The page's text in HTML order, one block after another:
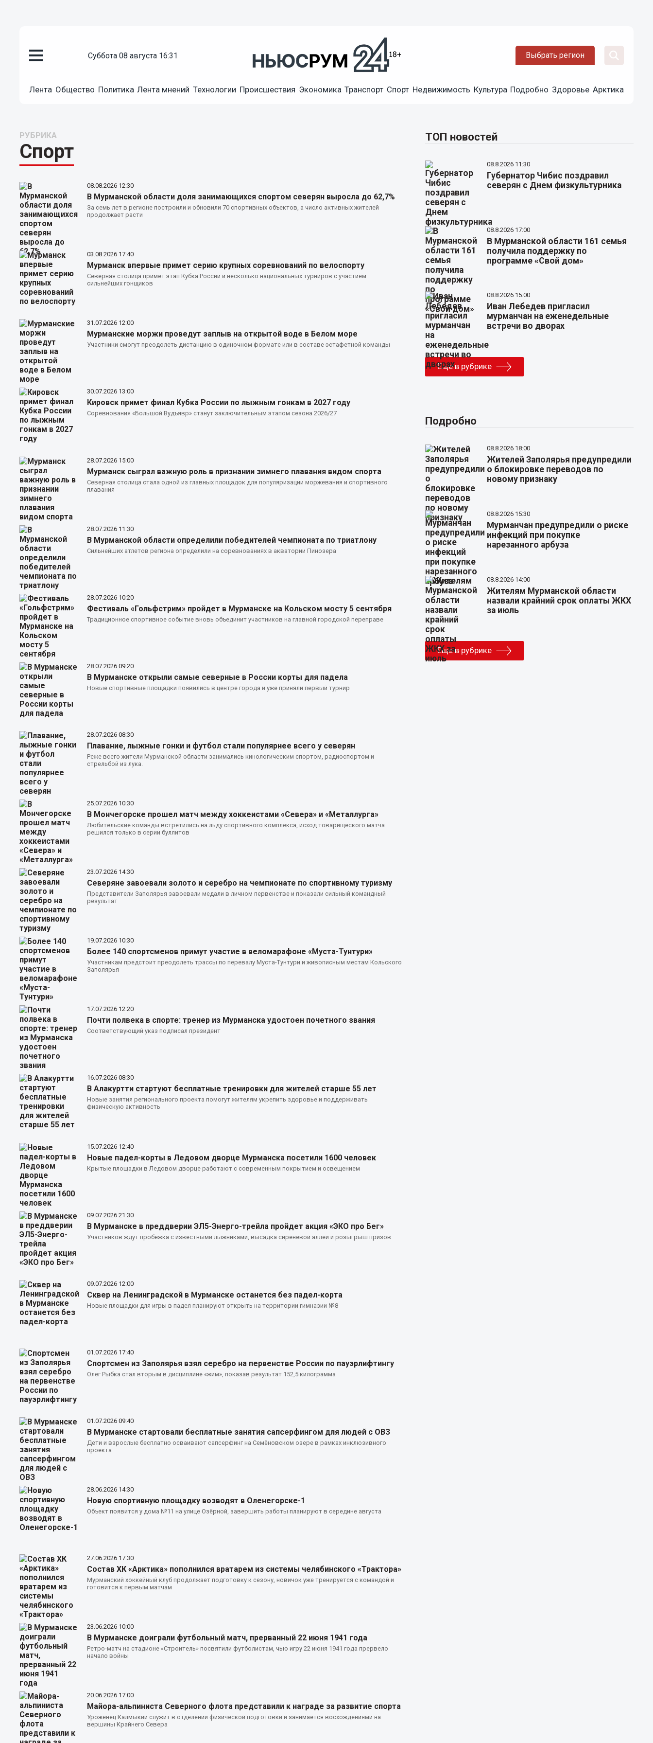
суббота 08 августа 16:31 Выбрать регион
Лента Общество Политика Лента мнений Технологии Происшествия Экономика Транспорт Спорт Недвижимость Культура Подробно Здоровье Арктика
РУБРИКА
Спорт
08.08.2026 12:30
В Мурманской области доля занимающихся спортом северян выросла до 62,7%
За семь лет в регионе построили и обновили 70 спортивных объектов, а число активных жителей
продолжает расти
03.08.2026 17:40
Мурманск впервые примет серию крупных соревнований по велоспорту
Северная столица примет этап Кубка России и несколько национальных турниров с участием
сильнейших гонщиков
31.07.2026 12:00
Мурманские моржи проведут заплыв на открытой воде в Белом море
Участники смогут преодолеть дистанцию в одиночном формате или в составе эстафетной команды
30.07.2026 13:00
Кировск примет финал Кубка России по лыжным гонкам в 2027 году
Соревнования «Большой Вудъявр» станут заключительным этапом сезона 2026/27
28.07.2026 15:00
Мурманск сыграл важную роль в признании зимнего плавания видом спорта
Северная столица стала одной из главных площадок для популяризации моржевания и спортивного
плавания
28.07.2026 11:30
В Мурманской области определили победителей чемпионата по триатлону
Сильнейших атлетов региона определили на соревнованиях в акватории Пинозера
28.07.2026 10:20
Фестиваль «Гольфстрим» пройдет в Мурманске на Кольском мосту 5 сентября
Традиционное спортивное событие вновь объединит участников на главной городской переправе
28.07.2026 09:20
В Мурманске открыли самые северные в России корты для падела
Новые спортивные площадки появились в центре города и уже приняли первый турнир
28.07.2026 08:30
Плавание, лыжные гонки и футбол стали популярнее всего у северян
Реже всего жители Мурманской области занимались кинологическим спортом, радиоспортом и
стрельбой из лука.
25.07.2026 10:30
В Мончегорске прошел матч между хоккеистами «Севера» и «Металлурга»
Любительские команды встретились на льду спортивного комплекса, исход товарищеского матча
решился только в серии буллитов
23.07.2026 14:30
Северяне завоевали золото и серебро на чемпионате по спортивному туризму
Представители Заполярья завоевали медали в личном первенстве и показали сильный командный
результат
19.07.2026 10:30
Более 140 спортсменов примут участие в веломарафоне «Муста-Тунтури»
Участникам предстоит преодолеть трассы по перевалу Муста-Тунтури и живописным местам Кольского
Заполярья
17.07.2026 12:20
Почти полвека в спорте: тренер из Мурманска удостоен почетного звания
Соответствующий указ подписал президент
16.07.2026 08:30
В Алакуртти стартуют бесплатные тренировки для жителей старше 55 лет
Новые занятия регионального проекта помогут жителям укрепить здоровье и поддерживать
физическую активность
15.07.2026 12:40
Новые падел-корты в Ледовом дворце Мурманска посетили 1600 человек
Крытые площадки в Ледовом дворце работают с современным покрытием и освещением
09.07.2026 21:30
В Мурманске в преддверии ЭЛ5-Энерго-трейла пройдет акция «ЭКО про Бег»
Участников ждут пробежка с известными лыжниками, высадка сиреневой аллеи и розыгрыш призов
09.07.2026 12:00
Сквер на Ленинградской в Мурманске останется без падел-корта
Новые площадки для игры в падел планируют открыть на территории гимназии №8
01.07.2026 17:40
Спортсмен из Заполярья взял серебро на первенстве России по пауэрлифтингу
Олег Рыбка стал вторым в дисциплине «жим», показав результат 152,5 килограмма
01.07.2026 09:40
В Мурманске стартовали бесплатные занятия сапсерфингом для людей с ОВЗ
Дети и взрослые бесплатно осваивают сапсерфинг на Семёновском озере в рамках инклюзивного
проекта
28.06.2026 14:30
Новую спортивную площадку возводят в Оленегорске-1
Объект появится у дома №11 на улице Озёрной, завершить работы планируют в середине августа
27.06.2026 17:30
Состав ХК «Арктика» пополнился вратарем из системы челябинского «Трактора»
Мурманский хоккейный клуб продолжает подготовку к сезону, новичок уже тренируется с командой и
готовится к первым матчам
23.06.2026 10:00
В Мурманске доиграли футбольный матч, прерванный 22 июня 1941 года
Ретро-матч на стадионе «Строитель» посвятили футболистам, чью игру 22 июня 1941 года прервело
начало войны
20.06.2026 17:00
Майора-альпиниста Северного флота представили к награде за развитие спорта
Уроженец Калмыкии служит в отделении физической подготовки и занимается восхождениями на
вершины Крайнего Севера
ТОП новостей
08.8.2026 11:30
Губернатор Чибис поздравил
северян с Днем физкультурника
08.8.2026 17:00
В Мурманской области 161 семья
получила поддержку по
программе «Свой дом»
08.8.2026 15:00
Иван Лебедев пригласил
мурманчан на еженедельные
встречи во дворах
Еще в рубрике
Подробно
08.8.2026 18:00
Жителей Заполярья предупредили
о блокировке переводов по
новому признаку
08.8.2026 15:30
Мурманчан предупредили о риске
инфекций при покупке
нарезанного арбуза
08.8.2026 14:00
Жителям Мурманской области
назвали крайний срок оплаты ЖКХ
за июль
Еще в рубрике